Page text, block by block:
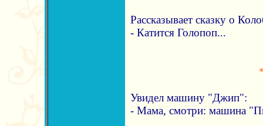
Рассказывает сказку о
- Катится Голопоп...
Увидел машину "Джип":
- Мама, смотри: машина